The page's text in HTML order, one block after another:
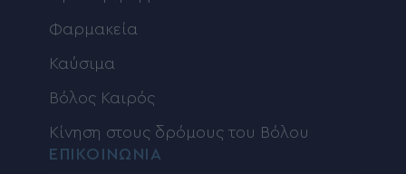
Φαρμακεία
Καύσιμα
Βόλος Καιρός
Κίνηση στους δρόμους του Βόλου
ΕΠΙΚΟΙΝΩΝΙΑ